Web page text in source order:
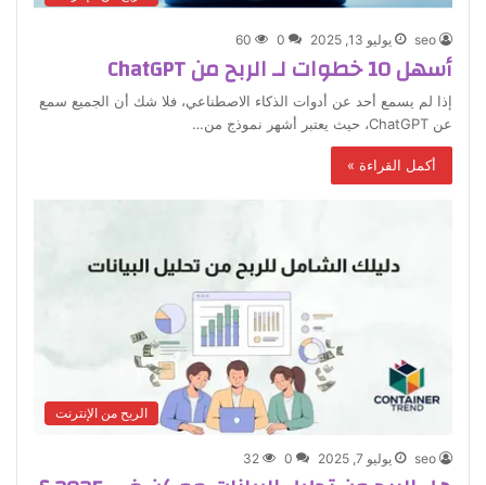
seo يوليو 13, 2025 0
60
أسهل 10 خطوات لـ الربح من ChatGPT
إذا لم يسمع أحد عن أدوات الذكاء الاصطناعي، فلا شك أن الجميع سمع
عن ChatGPT، حيث يعتبر أشهر نموذج من…
أكمل القراءة »
الربح من الإنترنت
seo يوليو 7, 2025 0
32